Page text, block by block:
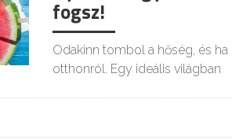
fogsz!
Odakinn tombol a hőség, és
otthonról. Egy ideális világban